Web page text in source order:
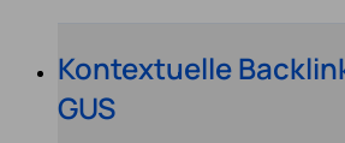
Kontextuelle
GUS